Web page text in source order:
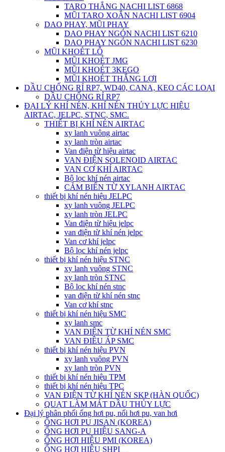
TARO THẲNG NACHI LIST 6868
MŨI TARO XOẮN NACHI LIST 6904
DAO PHAY, MŨI PHAY
DAO PHAY NGÓN NACHI LIST 6210
DAO PHAY NGÓN NACHI LIST 6230
MŨI KHOÉT LỖ
MŨI KHOÉT JMG
MŨI KHOÉT 3KEGO
MŨI KHOÉT THẮNG LỢI
DẦU CHỐNG RỈ RP7, WD40, CANA, KEO CÁC LOẠI
DẦU CHỐNG RỈ RP7
ĐẠI LÝ KHÍ NÉN, KHÍ NÉN THỦY LỰC HIỆU
AIRTAC, JELPC, STNC, SMC.
THIẾT BỊ KHÍ NÉN AIRTAC
xy lanh vuông airtac
xy lanh tròn airtac
Van điện từ hiệu airtac
VAN ĐIỆN SOLENOID AIRTAC
VAN CƠ KHÍ AIRTAC
Bộ lọc khí nén airtac
CẢM BIẾN TỪ XYLANH AIRTAC
thiết bị khí nén hiệu JELPC
xy lanh vuông JELPC
xy lanh tròn JELPC
Van điện từ hiệu jelpc
van điện từ khí nén jelpc
Van cơ khí jelpc
Bộ lọc khí nén jelpc
thiết bị khí nén hiệu STNC
xy lanh vuông STNC
xy lanh tròn STNC
Bộ lọc khí nén stnc
van điện từ khí nén stnc
Van cơ khí stnc
thiết bị khí nén hiệu SMC
xy lanh smc
VAN ĐIỆN TỪ KHÍ NÉN SMC
VAN ĐIỀU ÁP SMC
thiết bị khí nén hiệu PVN
xy lanh vuông PVN
xy lanh tròn PVN
thiết bị khí nén hiệu TPM
thiết bị khí nén hiệu TPC
VAN ĐIỆN TỪ KHÍ NÉN SKP (HÀN QUỐC)
QUẠT LÀM MÁT DẦU THỦY LỰC
Đại lý phân phối ống hơi pu, nối hơi pu, van hơi
ỐNG HƠI PU JISAN (KOREA)
ỐNG HƠI PU HIỆU SANG-A
ỐNG HƠI HIỆU PMI (KOREA)
ỐNG HƠI HIỆU SHPI